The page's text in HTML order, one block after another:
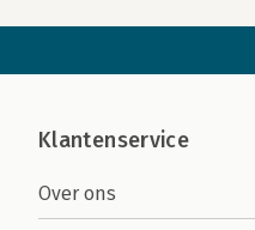
Klantenservice
Over ons